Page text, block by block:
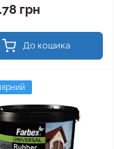
грн
До кошика